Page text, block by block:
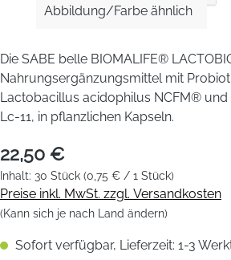
Abbildung/Farbe ähnlich
Die SABE belle BIOMALIFE®
Nahrungsergänzungsmittel mit
Lactobacillus acidophilus NCFM®
Lc-11, in pflanzlichen Kapseln.
22,50 €
Inhalt: 30 Stück (0,75 € / 1 Stück)
Preise inkl. MwSt. zzgl. Versandkosten
(Kann sich je nach Land ändern)
Sofort verfügbar, Lieferzeit: 1-3